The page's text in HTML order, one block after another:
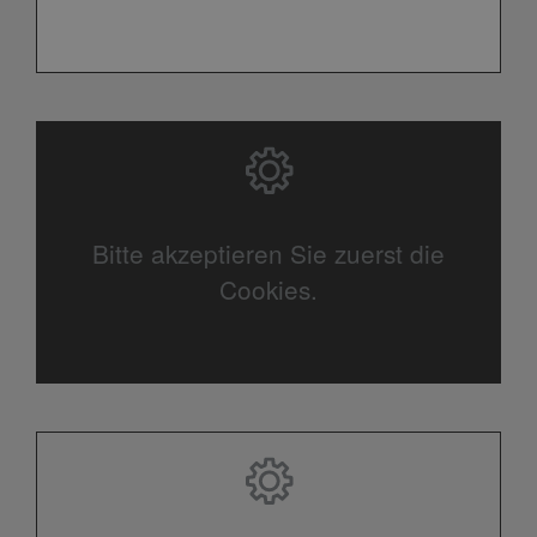
Bitte akzeptieren Sie zuerst die
Cookies.